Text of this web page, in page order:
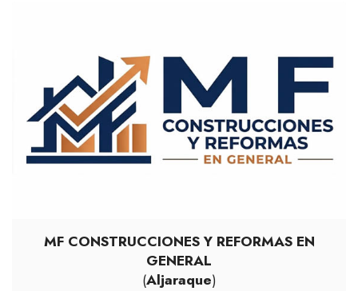
MF CONSTRUCCIONES Y REFORMAS EN
GENERAL
(Aljaraque)